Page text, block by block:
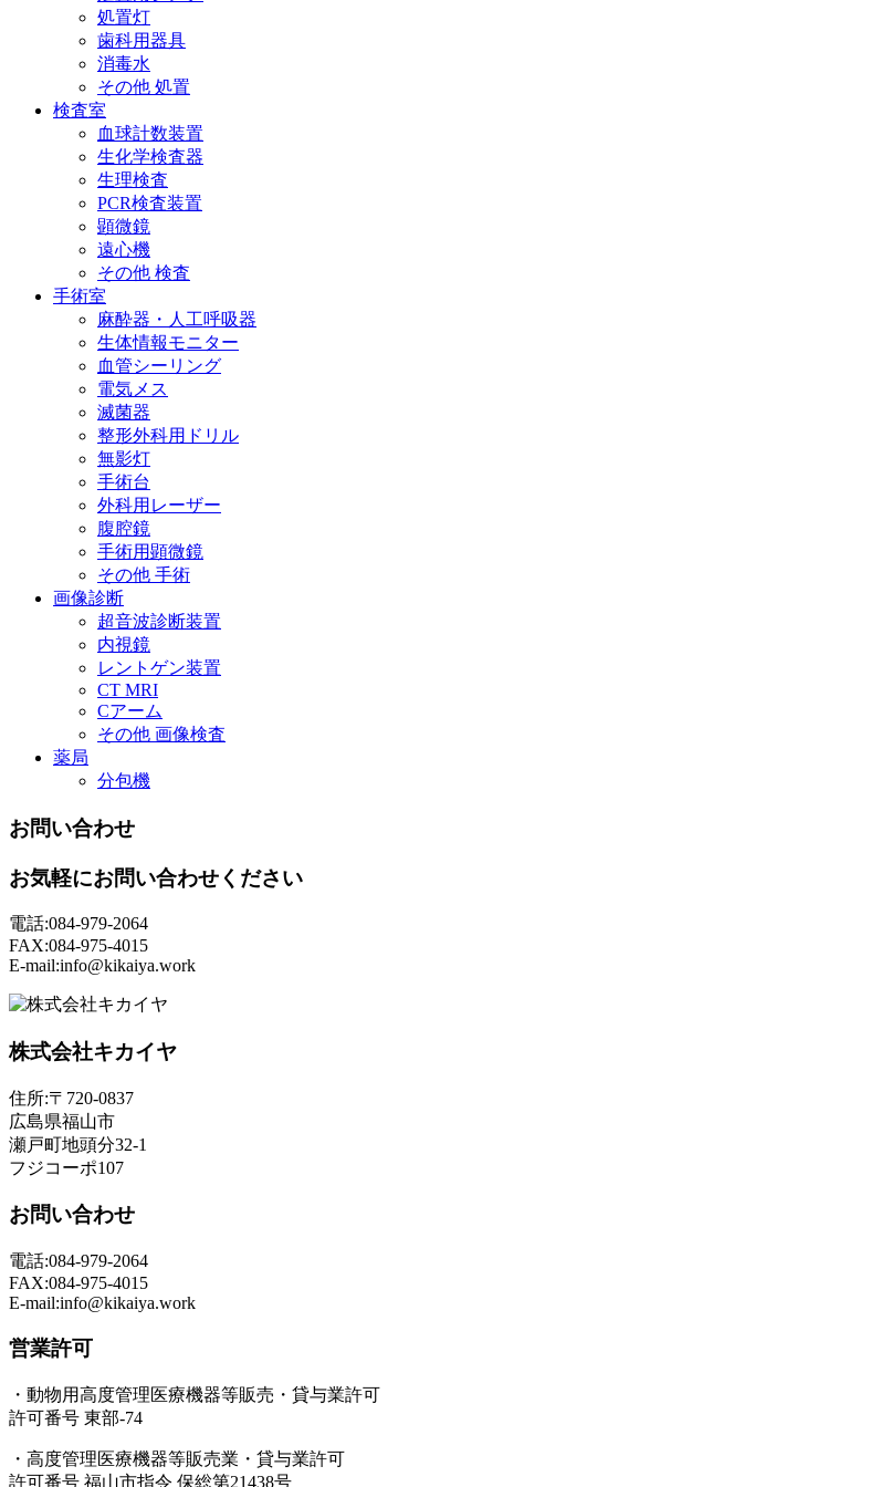
処置灯
歯科用器具
消毒水
その他 処置
検査室
血球計数装置
生化学検査器
生理検査
PCR検査装置
顕微鏡
遠心機
その他 検査
手術室
麻酔器・人工呼吸器
生体情報モニター
血管シーリング
電気メス
滅菌器
整形外科用ドリル
無影灯
手術台
外科用レーザー
腹腔鏡
手術用顕微鏡
その他 手術
画像診断
超音波診断装置
内視鏡
レントゲン装置
CT MRI
Cアーム
その他 画像検査
薬局
分包機
お問い合わせ
お気軽にお問い合わせください
電話:084-979-2064
FAX:084-975-4015
E-mail:info@kikaiya.work
株式会社キカイヤ
住所:〒720-0837
広島県福山市
瀬戸町地頭分32-1
フジコーポ107
お問い合わせ
電話:084-979-2064
FAX:084-975-4015
E-mail:info@kikaiya.work
営業許可
・動物用高度管理医療機器等販売・貸与業許可
許可番号 東部-74
・高度管理医療機器等販売業・貸与業許可
許可番号 福山市指令 保総第21438号